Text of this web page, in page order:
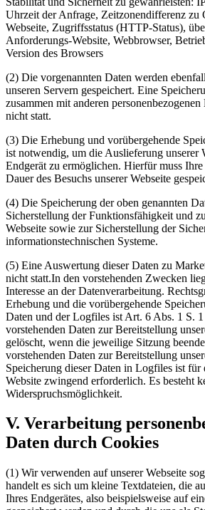
Uhrzeit der Anfrage, Zeitzonendifferenz zu
Webseite, Zugriffsstatus (HTTP-Status),
Anforderungs-Website, Webbrowser,
Version des Browsers
(2) Die vorgenannten Daten werden
unseren Servern gespeichert. Eine
zusammen mit anderen
nicht statt.
(3) Die Erhebung und vorübergehende
ist notwendig, um die Auslieferung unserer
Endgerät zu ermöglichen. Hierfür muss
Dauer des Besuchs unserer Webseite
(4) Die Speicherung der oben genannten
Sicherstellung der Funktionsfähigkeit und
Webseite sowie zur Sicherstellung der
informationstechnischen Systeme.
(5) Eine Auswertung dieser Daten zu
nicht statt.In den vorstehenden Zwecken
Interesse an der Datenverarbeitung.
Erhebung und die vorübergehende
Daten und der Logfiles ist Art. 6 Abs. 1 S.
vorstehenden Daten zur Bereitstellung
gelöscht, wenn die jeweilige Sitzung
vorstehenden Daten zur Bereitstellung
Speicherung dieser Daten in Logfiles ist für
Website zwingend erforderlich. Es besteht
Widerspruchsmöglichkeit.
V. Verarbeitung
Daten durch Cookies
(1) Wir verwenden auf unserer Webseite
handelt es sich um kleine Textdateien, die
Ihres Endgerätes, also beispielsweise auf